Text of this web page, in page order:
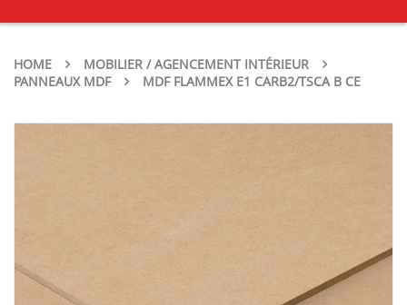
HOME
MOBILIER / AGENCEMENT INTÉRIEUR
PANNEAUX MDF
MDF FLAMMEX E1 CARB2/TSCA B CE